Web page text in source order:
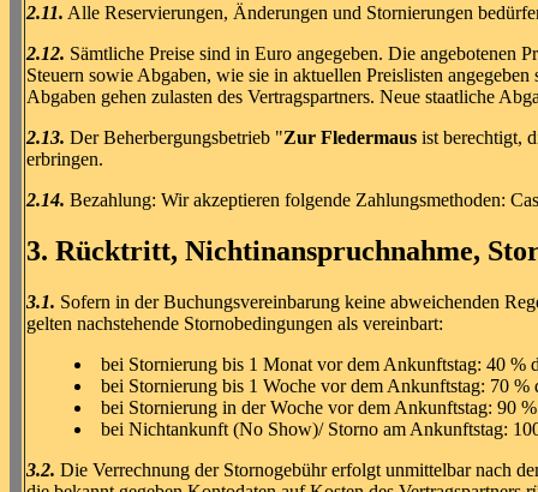
2.11. Alle Reservierungen, Änderungen und Stornierungen
2.12. Sämtliche Preise sind in Euro angegeben. Die angebotenen
Steuern sowie Abgaben, wie sie in aktuellen Preislisten
Abgaben gehen zulasten des Vertragspartners. Neue staatliche
2.13. Der Beherbergungsbetrieb "Zur Fledermaus ist berechtigt,
erbringen.
2.14. Bezahlung: Wir akzeptieren folgende Zahlungsmethoden:
3. Rücktritt, Nichtinanspruchnahme,
3.1. Sofern in der Buchungsvereinbarung keine abweichenden
gelten nachstehende Stornobedingungen als vereinbart:
bei Stornierung bis 1 Monat vor dem Ankunftstag: 40 %
bei Stornierung bis 1 Woche vor dem Ankunftstag: 70 %
bei Stornierung in der Woche vor dem Ankunftstag: 90
bei Nichtankunft (No Show)/ Storno am Ankunftstag:
3.2. Die Verrechnung der Stornogebühr erfolgt unmittelbar nach